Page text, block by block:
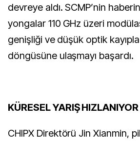
devreye aldı. SCMP’nin
yongalar 110 GHz üzeri
genişliği ve düşük optik
döngüsüne ulaşmayı başardı.
KÜRESEL YARIŞ HIZLANIYOR
CHIPX Direktörü Jin Xianmin,